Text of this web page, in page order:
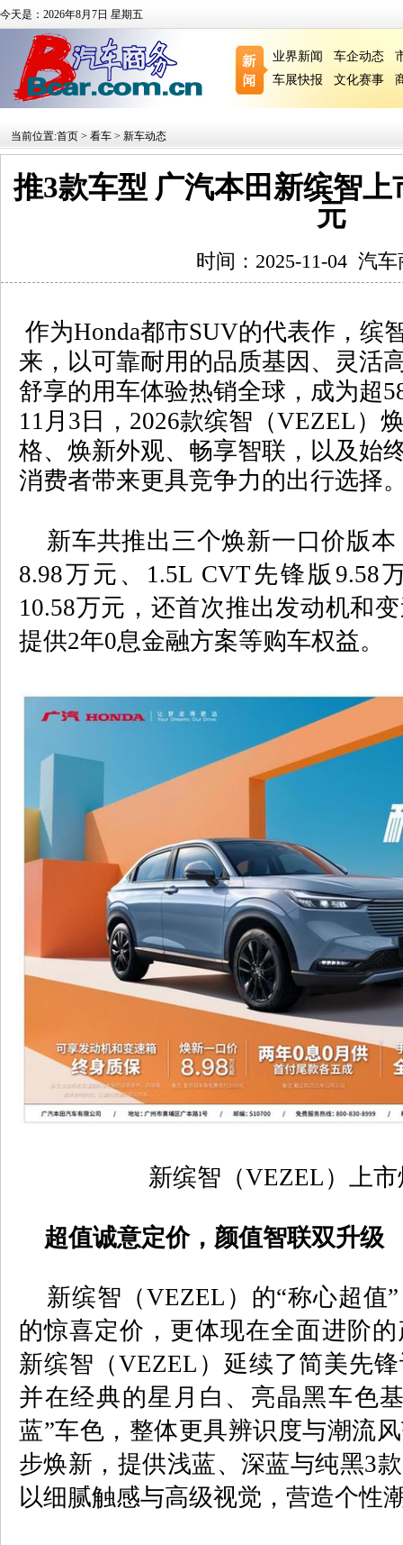
今天是：2026年8月7日 星期五
业界新闻 车企动态
车展快报
文化赛事
当前位置:首页 > 看车 > 新车动态
推3款车型 广汽本田新缤智上
元
时间：2025-11-04 汽车
作为Honda都市SUV的代表作，缤
来，以可靠耐用的品质基因、灵活
舒享的用车体验热销全球，成为超
11 月 3 日， 2026款缤智（VEZEL ）
格、焕新外观、畅享智联，以及始
消费者带来更具竞争力的出行选择
新车共推出三个焕新一口价版本
8.98万元、 1.5L CVT先锋版 9.58
10.58万元，还首次推出发动机和
提供2年0息金融方案等购车权益。
新缤智（VEZEL ）上
超值诚意定价，颜值智联双升级
新缤智（VEZEL ）的“称心超值
的惊喜定价，更体现在全面进阶
新缤智（VEZEL ）延续了简美先
并在经典的星月白、亮晶黑车色
蓝”车色，整体更具辨识度与潮流
步焕新，提供浅蓝、深蓝与纯黑3
以细腻触感与高级视觉，营造个性